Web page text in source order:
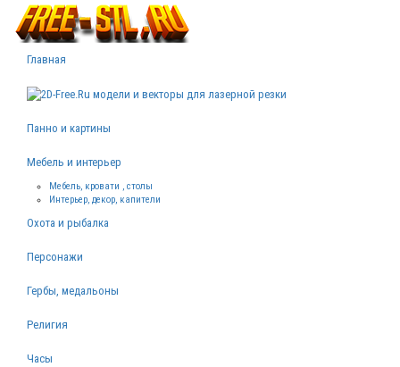
Главная
Панно и картины
Мебель и интерьер
Мебель, кровати , столы
Интерьер, декор, капители
Охота и рыбалка
Персонажи
Гербы, медальоны
Религия
Часы